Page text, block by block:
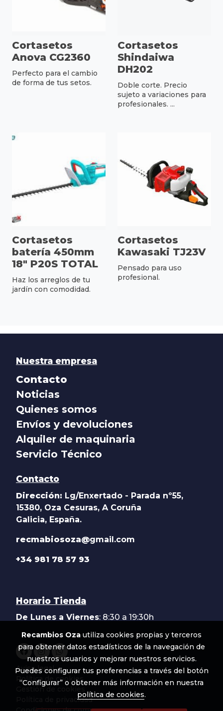
Cortasetos
Anova CG2360
Perfecto para el cambio
de forma de tus setos.
Cortasetos
Shindaiwa
DH202
Doble corte. Precio
sujeto a variaciones para
profesionales. ...
Cortasetos
batería 450mm
18" P20S TOTAL
Haz los arreglos de tu
jardín con comodidad.
Cortasetos
Kawasaki TJ23V
Pensado para uso
profesional.
Nuestra empresa
Contacto
Noticias
Quienes somos
Envíos y devoluciones
Alquiler de maquinaria
Servicio Técnico
Contacto
Dirección: Lg/Enxertado - Parada nº55,
15380, Oza Cesuras, A Coruña
Galicia, España.
recmabiosoza@gmail.com
+34 981 78 57 93
Horario Tienda
De Lunes a Viernes: 8:30 a 19:30h
Aviso legal
Política de cookies
Gestión de cookies
Política de privacidad
Recambios Oza utiliza cookies propias y terceros
para obtener datos estadísticos de la navegación de
nuestros usuarios y mejorar nuestros servicios.
Puedes configurar tus preferencias a través del botón
“Configurar” o obtener más información en nuestra
política de cookies.